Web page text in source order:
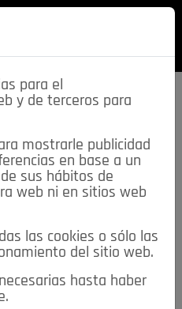
esta
REVISTA
INTERÉS
para el
y de terceros para
mostrarle publicidad
en base a un
sus hábitos de
web ni en sitios web
las cookies o sólo las
del sitio web.
hasta haber